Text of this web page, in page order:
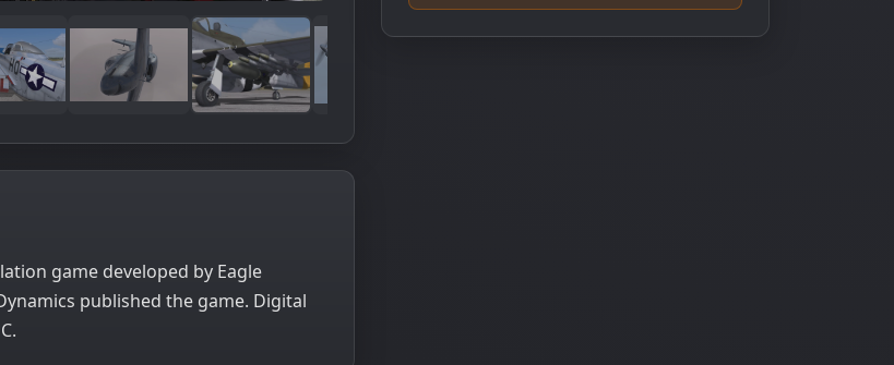
game developed by Eagle
published the game. Digital